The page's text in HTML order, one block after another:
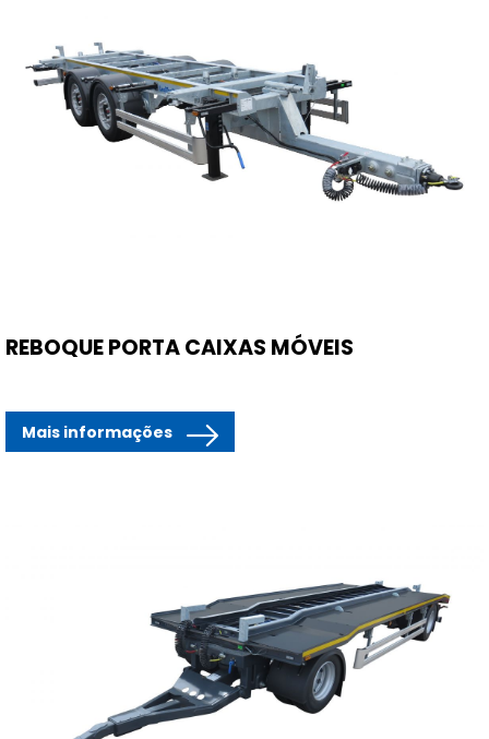
REBOQUE PORTA CAIXAS MÓVEIS
Mais informações